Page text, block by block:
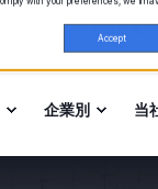
Accept
業務提携
企業別 当